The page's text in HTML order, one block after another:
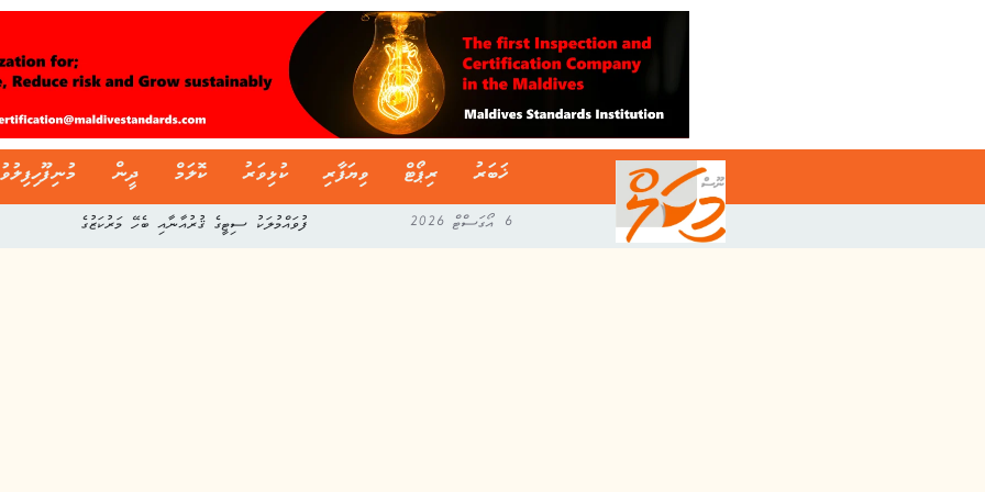
ޚަބަރު ރިޕޯޓް ވިޔަފާރި ކުޅިވަރު ކޮލަމް ދީން
6 އޯގަސްޓް 2026 ފުވައްމުލަކު ސިޓީގެ ޤުރުއާނާއި ބެހޭ މަރުކަޒުގެ